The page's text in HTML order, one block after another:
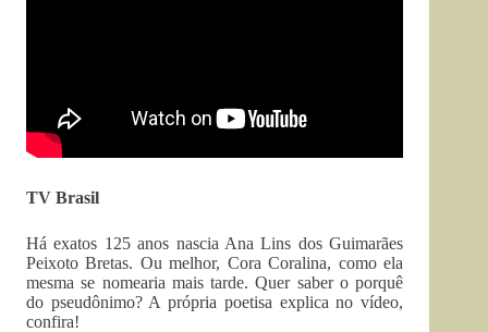
TV Brasil
Há exatos 125 anos nascia Ana Lins dos Guimarães
Peixoto Bretas. Ou melhor, Cora Coralina, como ela
mesma se nomearia mais tarde. Quer saber o porquê
do pseudônimo? A própria poetisa explica no vídeo,
confira!